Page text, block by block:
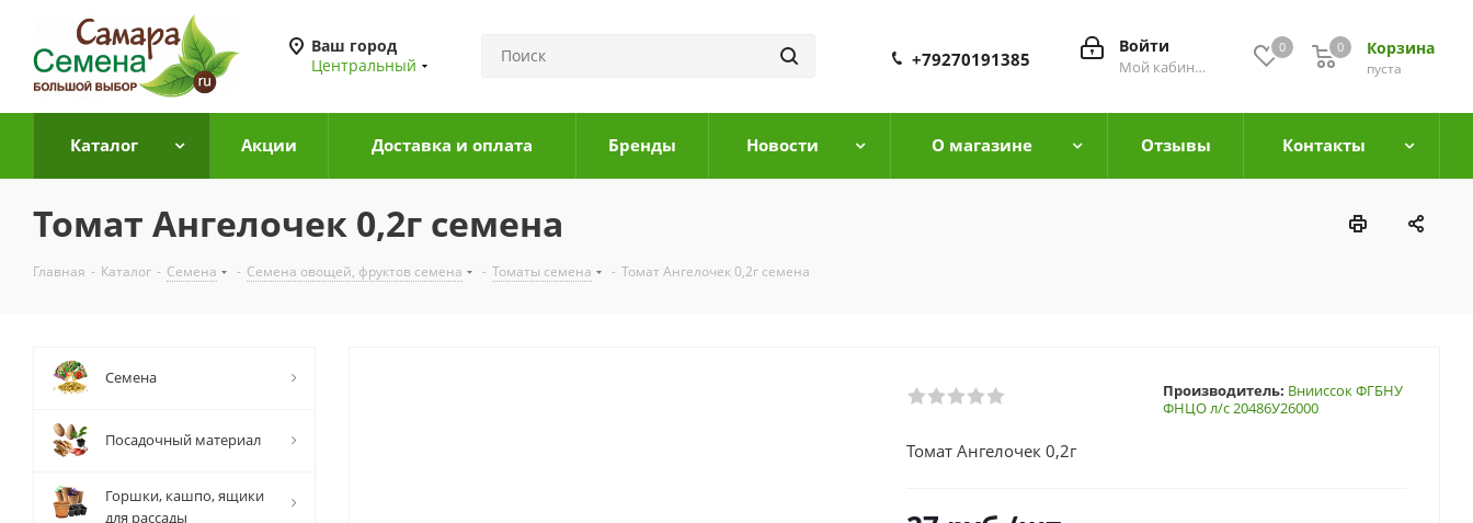
Ваш город
Центральный
0 Корзина
0
пуста
0
Войти
Мой кабинет
+79270191385
Каталог Акции Доставка и оплата Бренды Новости О магазине Отзывы Контакты
Томат Ангелочек 0,2г семена
Главная - Каталог - Семена - Семена овощей, фруктов семена - Томаты семена - Томат Ангелочек 0,2г семена
Производитель: Внииссок ФГБНУ
ФНЦО л/с 20486У26000
Томат Ангелочек 0,2г
Семена
Посадочный материал
Горшки, кашпо, ящики
для рассады